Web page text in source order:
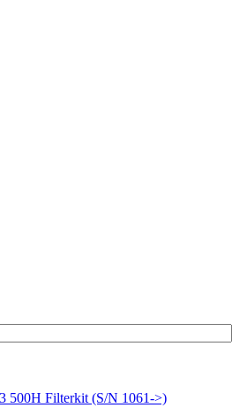
500H Filterkit (S/N 1061->)